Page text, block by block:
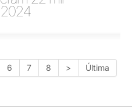
6 7 8 > Última